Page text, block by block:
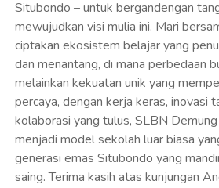
Berita Terkini